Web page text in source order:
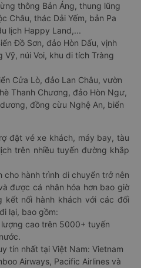
thông Bản Áng, thung lũng
Châu, thác Dải Yếm, bản Pa
lịch Happy Land,...
Đồ Sơn, đảo Hòn Dấu, vịnh
Vỹ, núi Voi, khu di tích Tràng
Cửa Lò, đảo Lan Châu, vườn
Thanh Chương, đảo Hòn Ngư,
đồng cừu Nghệ An, biển
đặt vé xe khách, máy bay, tàu
trên nhiều tuyến đường khắp
cho hành trình di chuyển trở nên
được cá nhân hóa hơn bao giờ
kết nối hành khách với các đối
lại, bao gồm:
cao trên 5000+ tuyến
tín nhất tại Việt Nam: Vietnam
Airways, Pacific Airlines và